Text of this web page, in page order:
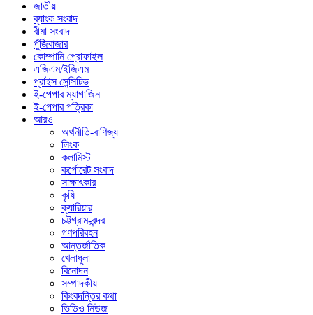
জাতীয়
ব্যাংক সংবাদ
বীমা সংবাদ
পুঁজিবাজার
কোম্পানি প্রোফাইল
এজিএম/ইজিএম
প্রাইস সেন্সিটিভ
ই-পেপার ম্যাগাজিন
ই-পেপার পত্রিকা
আরও
অর্থনীতি-বাণিজ্য
লিংক
কলামিস্ট
কর্পোরেট সংবাদ
সাক্ষাৎকার
কৃষি
ক্যারিয়ার
চট্টগ্রাম-বন্দর
গণপরিবহন
আন্তর্জাতিক
খেলাধুলা
বিনোদন
সম্পাদকীয়
কিংবদন্তির কথা
ভিডিও নিউজ